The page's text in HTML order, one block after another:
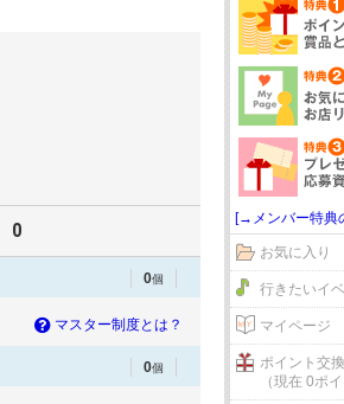
0
0個
マスター制度とは？
0個
[→メンバー特典
お気に入り
行きたいイ
マイページ
ポイント交換
（現在 0ポイ